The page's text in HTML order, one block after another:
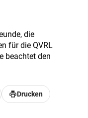
die
für die QVRL
beachtet den
Drucken